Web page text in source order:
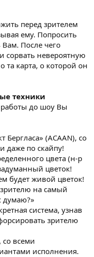
перед зрителем
ему. Попросить
Вам. После чего
сорвать невероятную
карта, о которой он
техники
работы до шоу Вы
(АCAAN), со
даже по скайпу!
цвета (н-р
цветок!
будет живой цветок!
зрителю на самый
думаю?»
система, узнав
зрителю
всеми
исполнения.